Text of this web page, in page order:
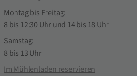
Montag bis Freitag:
8 bis 12:30 Uhr und 14 bis 18 Uhr
Samstag:
8 bis 13 Uhr
Im Mühlenladen reservieren